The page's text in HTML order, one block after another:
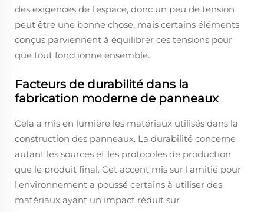
des exigences de l'espace, donc un peu de tension
peut être une bonne chose, mais certains éléments
conçus parviennent à équilibrer ces tensions pour
que tout fonctionne ensemble.
Facteurs de durabilité dans la
fabrication moderne de panneaux
Cela a mis en lumière les matériaux utilisés dans la
construction des panneaux. La durabilité concerne
autant les sources et les protocoles de production
que le produit final. Cet accent mis sur l'amitié pour
l'environnement a poussé certains à utiliser des
matériaux ayant un impact réduit sur